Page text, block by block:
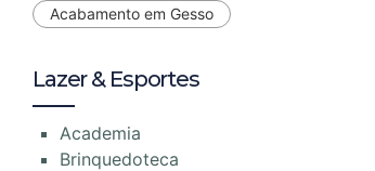
Acabamento em Gesso
Lazer & Esportes
Academia
Brinquedoteca